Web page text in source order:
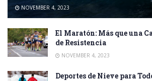
NOVEMBER 4, 2023
El Maratón: Más que una
de Resistencia
NOVEMBER 4, 2023
Deportes de Nieve para